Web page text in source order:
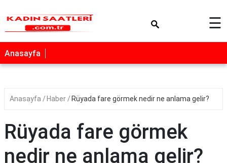
☰
Anasayfa
Anasayfa Haber Rüyada fare görmek nedir ne anlama gelir?
Rüyada fare görmek
nedir ne anlama gelir?